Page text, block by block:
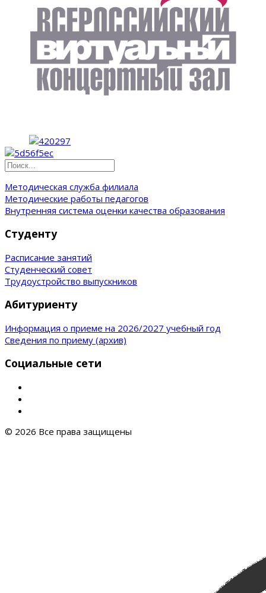
Методическая служба филиала
Методические работы педагогов
Внутренняя система оценки качества образования
Студенту
Расписание занятий
Студенческий совет
Трудоустройство выпускников
Абитуриенту
Информация о приеме на 2026/2027 учебный год
Сведения по приему (архив)
Социальные сети
© 2026 Все права защищены